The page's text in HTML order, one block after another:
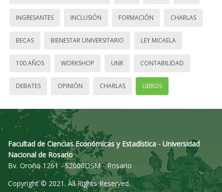
INGRESANTES INCLUSIÓN FORMACIÓN CHARLAS
BECAS BIENESTAR UNIVERSITARIO LEY MICAELA
100 AÑOS WORKSHOP UNR CONTABILIDAD
DEBATES OPINIÓN CHARLAS LIBROS
Facultad de Ciencias Económicas y Estadística - Universidad
Nacional de Rosario
Bv. Oroño 1261 - S2000DSM - Rosario
Copyright © 2021. All Rights Reserved.